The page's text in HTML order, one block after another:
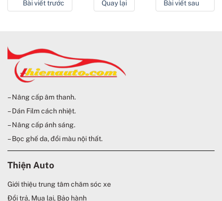
Bài viết trước Quay lại Bài viết sau
– Nâng cấp âm thanh.
– Dán Film cách nhiệt.
– Nâng cấp ánh sáng.
– Bọc ghế da, đổi màu nội thất.
Thiện Auto
Giới thiệu trung tâm chăm sóc xe
Đổi trả, Mua lại, Bảo hành